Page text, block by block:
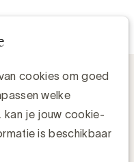
cookies om goed
welke
kan je jouw cookie-
is beschikbaar
bij kinderen
van
- slotevent op